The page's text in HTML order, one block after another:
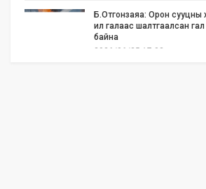
Б.Отгонзаяа: Орон сууцны
ил галаас шалтгаалсан гал
байна
2026/06/25 17:02